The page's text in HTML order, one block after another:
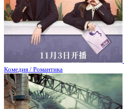
Комедия / Романтика